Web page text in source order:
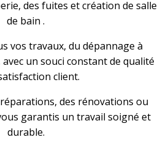
des fuites et création de salle
de bain .
vos travaux, du dépannage à
un souci constant de qualité
client.
des rénovations ou
garantis un travail soigné et
durable.